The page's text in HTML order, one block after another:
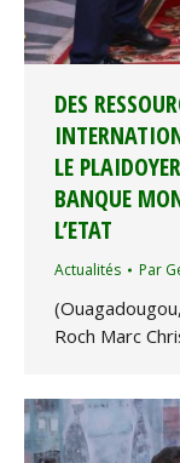
DES
LE
BANQUE
L’ETAT
Actualités Par
Roch Marc